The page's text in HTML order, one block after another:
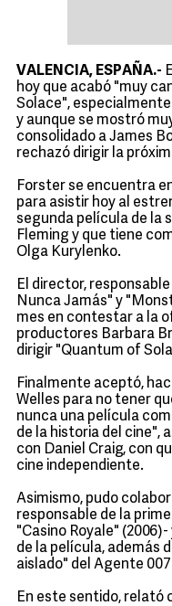
VALENCIA, ESPAÑA.-
hoy que acabó "muy
Solace",
y aunque se mostró
consolidado a James
rechazó dirigir la
Forster se encuentra
para asistir hoy al
segunda película de la
Fleming y que tiene
Olga Kurylenko.
El director,
Nunca Jamás" y
mes en contestar a la
productores Barbara
dirigir "Quantum of
Finalmente aceptó,
Welles para no tener
nunca una película
de la historia del cine",
con Daniel Craig, con
cine independiente.
Asimismo, pudo
responsable de la
"Casino Royale"
de la película, además
aislado" del Agente
En este sentido, relató